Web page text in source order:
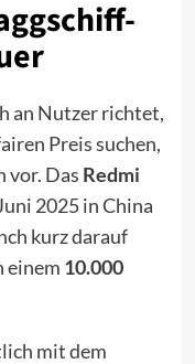
an Nutzer richtet,
Preis suchen,
vor. Das Redmi
2025 in China
kurz darauf
einem 10.000
mit dem